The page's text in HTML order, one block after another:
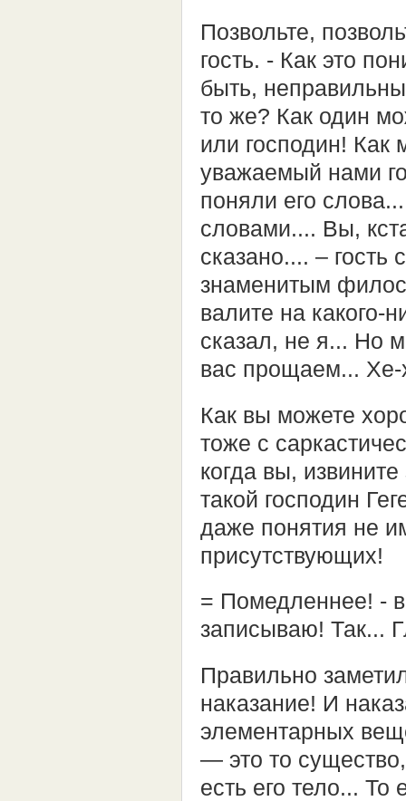
Позвольте,
гость. - Как это
быть,
то же? Как один
или господин! Как
уважаемый нами
поняли его
словами.... Вы,
сказано.... – гость
знаменитым
валите на какого-
сказал, не я... Но
вас прощаем... Хе-
Как вы можете
тоже с
когда вы,
такой господин
даже понятия не
присутствующих!
= Помедленнее! -
записываю! Так...
Правильно
наказание! И
элементарных
— это то
есть его тело... То